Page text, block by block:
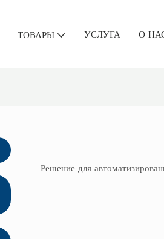
ТОВАРЫ УСЛУГА О
Решение для